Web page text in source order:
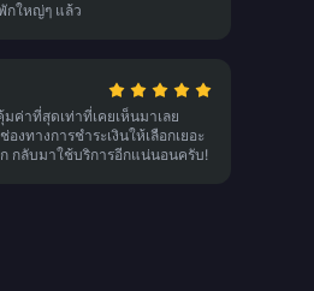
กใหญ่ๆ แล้ว
ค่าที่สุดเท่าที่เคยเห็นมาเลย
งทางการชำระเงินให้เลือกเยอะ
กลับมาใช้บริการอีกแน่นอนครับ!